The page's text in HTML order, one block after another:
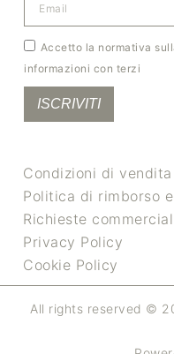
Accetto la normativa
informazioni con terzi
ISCRIVITI
Condizioni di vendita
Politica di rimborso
Richieste
Privacy Policy
Cookie Policy
All rights reserved ©